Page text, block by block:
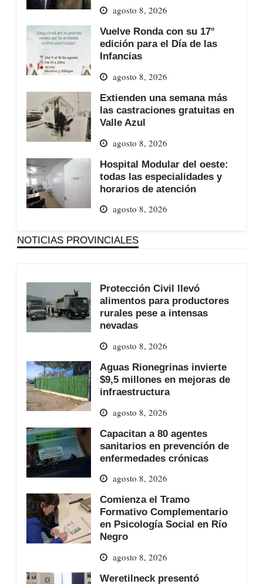
agosto 8, 2026
Vuelve Ronda con su 17°
edición para el Día de las
Infancias
agosto 8, 2026
Extienden una semana más
las castraciones gratuitas en
Valle Azul
agosto 8, 2026
Hospital Modular del oeste:
todas las especialidades y
horarios de atención
agosto 8, 2026
NOTICIAS PROVINCIALES
Protección Civil llevó
alimentos para productores
rurales pese a intensas
nevadas
agosto 8, 2026
Aguas Rionegrinas invierte
$9,5 millones en mejoras de
infraestructura
agosto 8, 2026
Capacitan a 80 agentes
sanitarios en prevención de
enfermedades crónicas
agosto 8, 2026
Comienza el Tramo
Formativo Complementario
en Psicología Social en Río
Negro
agosto 8, 2026
Weretilneck presentó